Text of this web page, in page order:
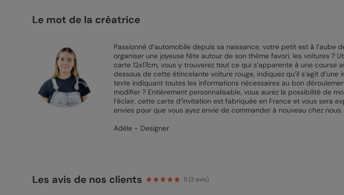
Le mot de la créatrice
Passionné d’automobile depuis sa naissance, votre petit est à
organiser une joyeuse fête autour de son thème favori, les voitures ?
carte 12x17cm, vous y trouverez tout ce qui s’apparente à une
dessous de cette étincelante voiture rouge, indiquez qu’il s’agit
texte indiquant toutes les informations nécessaires au bon
modifier ? Entièrement personnalisable, vous aurez la possibilité de
l’éclair, cette carte d’invitation est fabriquée en France et vous sera
envies pour que vous ayez envie de commander à nouveau chez
Adèle - Designer
Les avis de nos clients 5(3 avis)